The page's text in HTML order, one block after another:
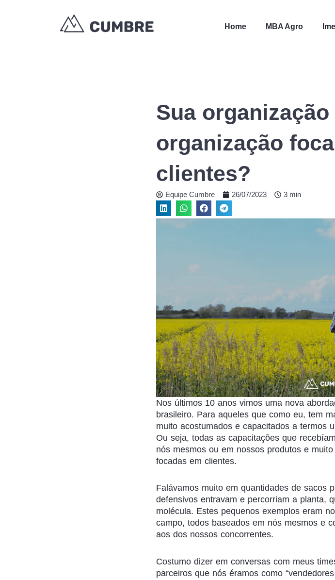
Home MBA Agro
Sua organização
organização
clientes?
Equipe Cumbre 26/07/2023 3 min
Nos últimos 10 anos vimos uma nova
brasileiro. Para aqueles que como eu, tem
muito acostumados e capacitados a termos
Ou seja, todas as capacitações que
nós mesmos ou em nossos produtos e
focadas em clientes.
Falávamos muito em quantidades de sacos
defensivos entravam e percorriam a planta,
molécula. Estes pequenos exemplos eram
campo, todos baseados em nós mesmos e
aos dos nossos concorrentes.
Costumo dizer em conversas com meus
parceiros que nós éramos como